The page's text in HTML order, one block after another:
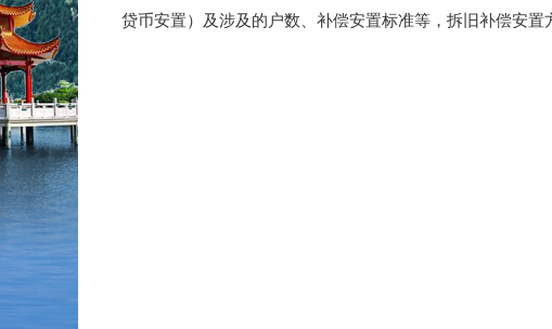
贷币安置）及涉及的户数、补偿安置标准等，拆旧补偿安置